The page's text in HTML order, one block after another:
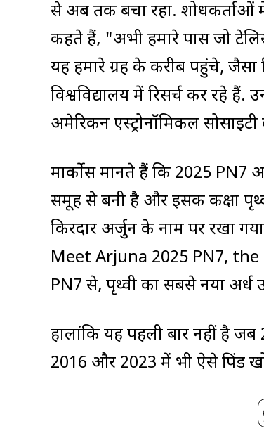
से अब तक बचा रहा. शोधकर्ताओं
कहते हैं, "अभी हमारे पास जो
यह हमारे ग्रह के करीब पहुंचे, जैसा
विश्वविद्यालय में रिसर्च कर रहे
अमेरिकन एस्ट्रोनॉमिकल
मार्कोस मानते हैं कि 2025 PN7
समूह से बनी है और इसकी कक्षा
किरदार अर्जुन के नाम पर रखा
Meet Arjuna 2025 PN7,
PN7 से, पृथ्वी का सबसे नया अर्ध
हालांकि यह पहली बार नहीं है
2016 और 2023 में भी ऐसे पिंड